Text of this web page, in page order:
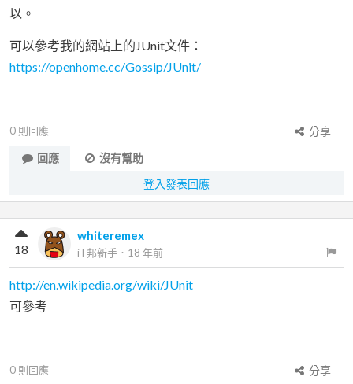
以。
可以參考我的網站上的JUnit文件：
https://openhome.cc/Gossip/JUnit/
0 則回應
分享
回應
沒有幫助
登入發表回應
whiteremex
iT邦新手 ． 18 年前
18
http://en.wikipedia.org/wiki/JUnit
可參考
0 則回應 分享